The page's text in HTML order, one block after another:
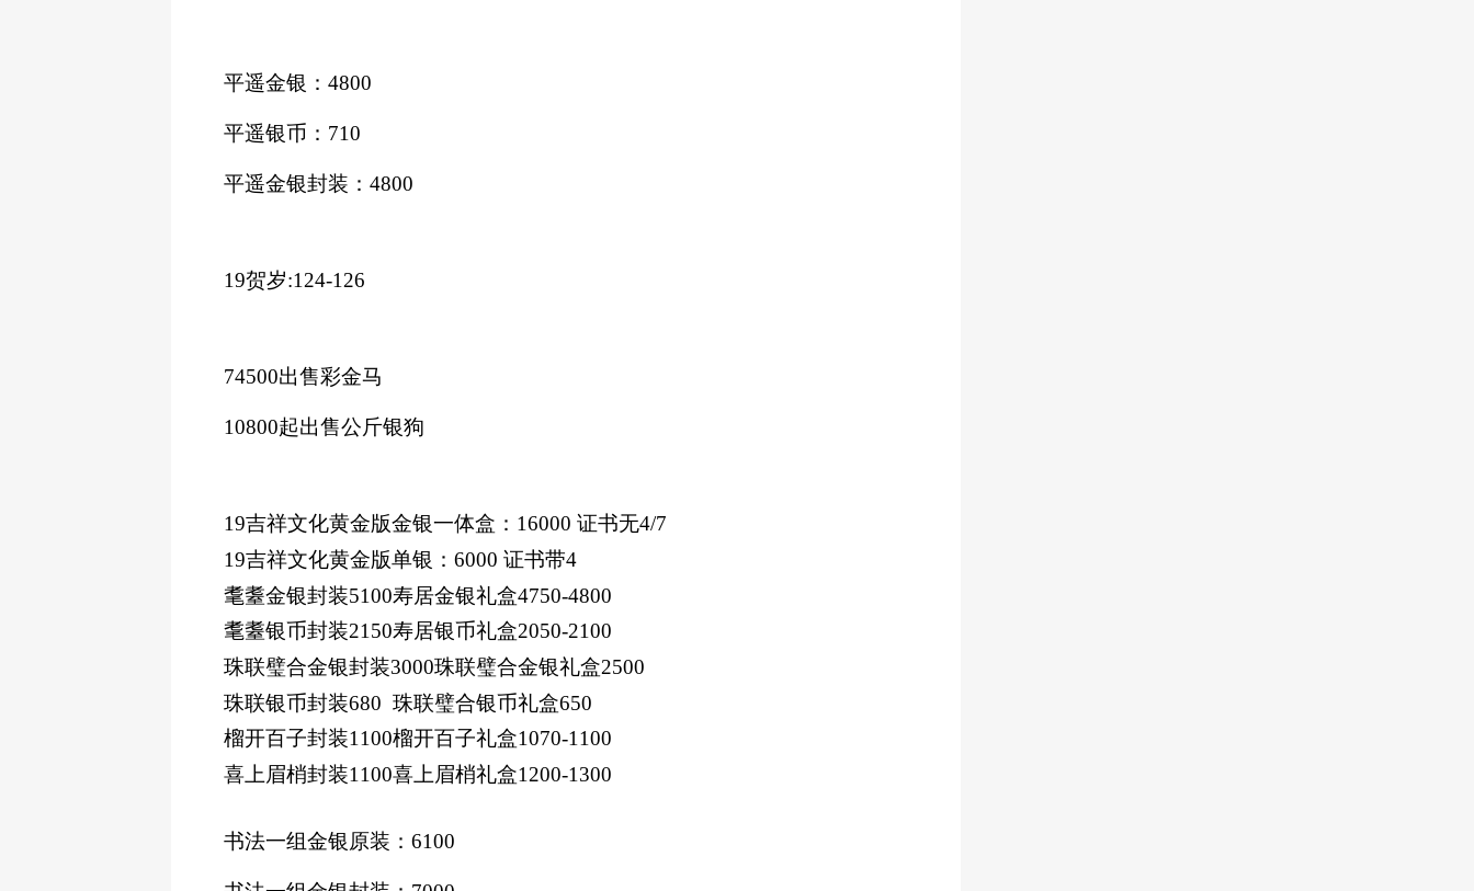
平遥金银： 4800
平遥银币： 710
平遥金银封装： 4800
19贺岁:124-126
74500出售彩金马
10800起出售公斤银狗
19吉祥文化黄金版金银一体盒： 16000 证书无4/7
19吉祥文化黄金版单银： 6000 证书带4
耄耋金银封装5100寿居金银礼盒4750-4800
耄耋银币封装2150寿居银币礼盒2050-2100
珠联璧合金银封装3000珠联璧合金银礼盒2500
珠联银币封装680 珠联璧合银币礼盒650
榴开百子封装1100榴开百子礼盒1070-1100
喜上眉梢封装1100喜上眉梢礼盒1200-1300
书法一组金银原装： 6100